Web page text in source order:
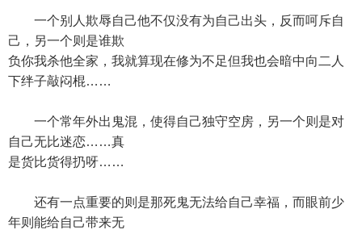
一个别人欺辱自己他不仅没有为自己出头，反而呵斥自
己，另一个则是谁欺
负你我杀他全家，我就算现在修为不足但我也会暗中向二人
下绊子敲闷棍……
一个常年外出鬼混，使得自己独守空房，另一个则是对
自己无比迷恋……真
是货比货得扔呀……
还有一点重要的则是那死鬼无法给自己幸福，而眼前少
年则能给自己带来无